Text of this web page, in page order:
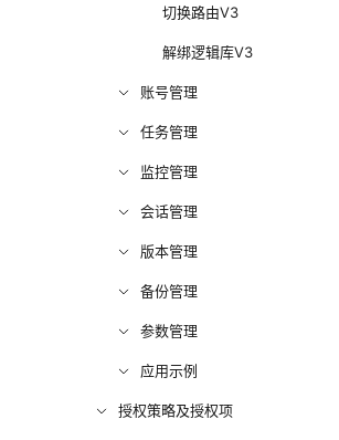
切换路由V3
解绑逻辑库V3
账号管理
任务管理
监控管理
会话管理
版本管理
备份管理
参数管理
应用示例
授权策略及授权项